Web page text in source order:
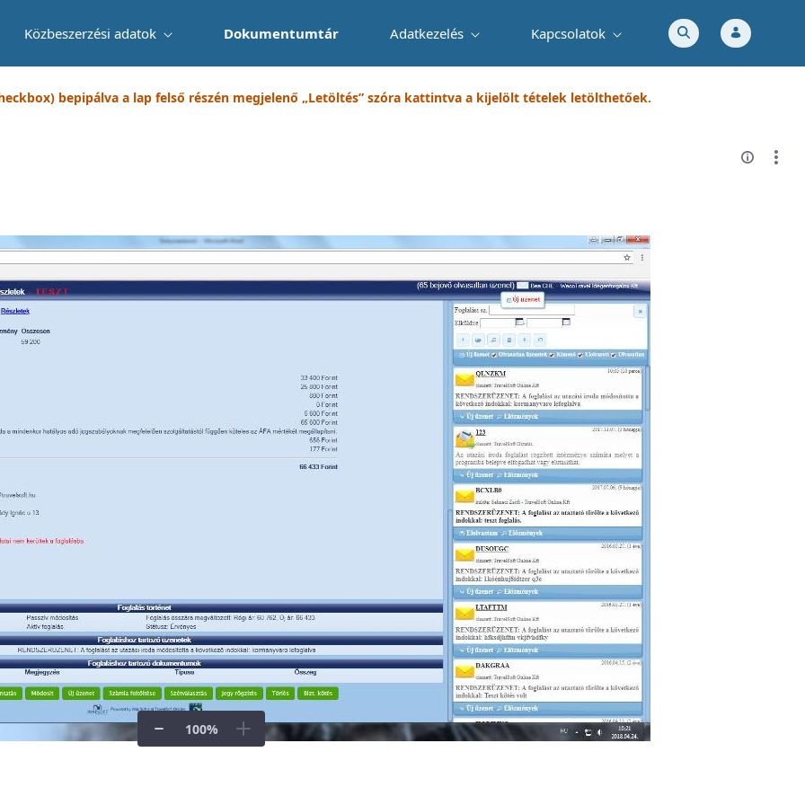
Közbeszerzési adatok Dokumentumtár Adatkezelés Kapcsolatok
bepipálva a lap felső részén megjelenő „Letöltés” szóra kattintva a kijelölt tételek letölthetőek.
100%